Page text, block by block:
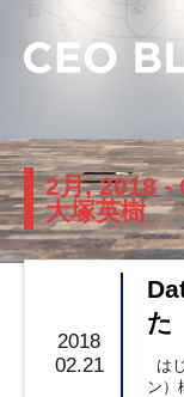
2月, 2018 -
大塚英樹
2018
02.21
た
は
ン）